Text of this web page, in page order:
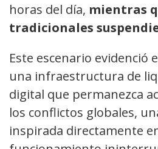
horas del día, mientras
tradicionales
Este escenario evidenció
una infraestructura de
digital que permanezca
los conflictos globales,
inspirada directamente